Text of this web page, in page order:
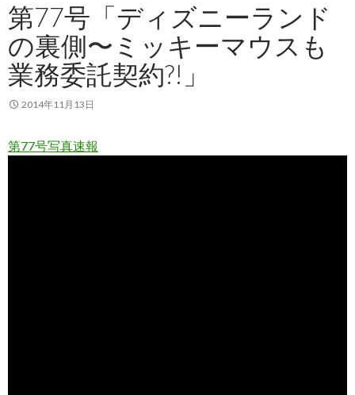
第77号「ディズニーランド
の裏側〜ミッキーマウスも
業務委託契約?!」
2014年11月13日
第77号写真速報